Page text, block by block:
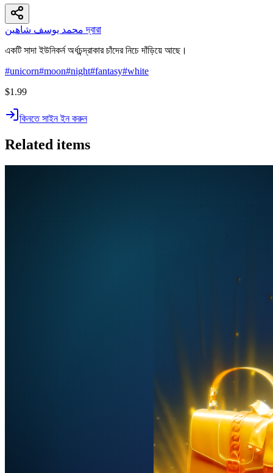
محمد يوسف شاهين দ্বারা
একটি সাদা ইউনিকর্ন অর্ধচন্দ্রাকার চাঁদের নিচে দাঁড়িয়ে আছে।
#unicorn#moon#night#fantasy#white
$1.99
কিনতে সাইন ইন করুন
Related items